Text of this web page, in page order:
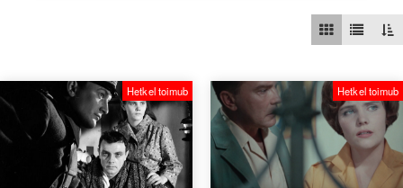
Hetkel toimub Hetkel toimub